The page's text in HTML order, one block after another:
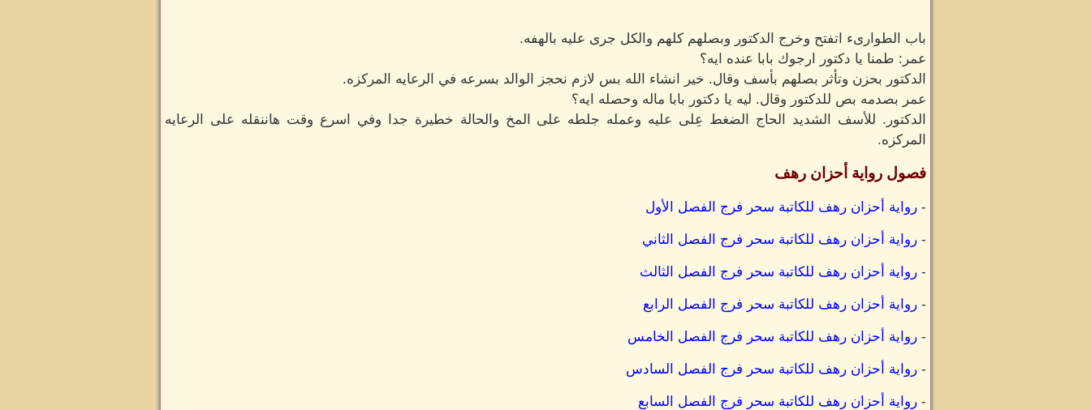
باب الطوارىء اتفتح وخرج الدكتور وبصلهم كلهم والكل جرى عليه بالهفه.
عمر: طمنا يا دكتور ارجوك بابا عنده ايه؟
الدكتور بحزن وتأثر بصلهم بأسف وقال. خير انشاء الله بس لازم نحجز الوالد بسرعه في الرعايه المركزه.
عمر بصدمه بص للدكتور وقال. ليه يا دكتور بابا ماله وحصله ايه؟
الدكتور. للأسف الشديد الحاج الضغط عِلى عليه وعمله جلطه على المخ والحالة خطيرة جدا وفي اسرع وقت هاننقله على الرعايه
المركزه.
فصول رواية أحزان رهف
- رواية أحزان رهف للكاتبة سحر فرج الفصل الأول
- رواية أحزان رهف للكاتبة سحر فرج الفصل الثاني
- رواية أحزان رهف للكاتبة سحر فرج الفصل الثالث
- رواية أحزان رهف للكاتبة سحر فرج الفصل الرابع
- رواية أحزان رهف للكاتبة سحر فرج الفصل الخامس
- رواية أحزان رهف للكاتبة سحر فرج الفصل السادس
- رواية أحزان رهف للكاتبة سحر فرج الفصل السابع